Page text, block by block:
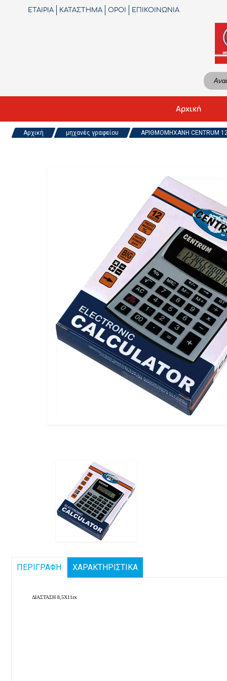
ΕΤΑΙΡΙΑ ΚΑΤΑΣΤΗΜΑ ΟΡΟΙ ΕΠΙΚΟΙΝΩΝΙΑ
Αρχική
Αρχική μηχανές γραφείου ΑΡΙΘΜΟΜΗΧΑΝΗ CENTRUM
ΠΕΡΙΓΡΑΦΗ ΧΑΡΑΚΤΗΡΙΣΤΙΚΑ
ΔΙΑΣΤΑΣΗ 8,5Χ11εκ